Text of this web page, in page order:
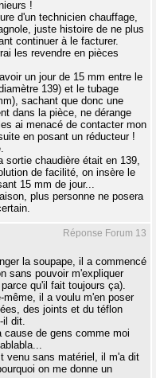
!
d'un technicien chauffage,
juste histoire de ne plus
continuer à le facturer.
les revendre en pièces
un jour de 15 mm entre le
139) et le tubage
sachant que donc une
dans la pièce, ne dérange
ai menacé de contacter mon
en posant un réducteur !
sortie chaudière était en 139,
de facilité, on insère le
15 mm de jour...
plus personne ne posera
Réponse Forum 13
la soupape, il a commencé
sans pouvoir m'expliquer
qu'il fait toujours ça).
même, il a voulu m'en poser
des joints et du téflon
il dit.
de gens comme moi
venu sans matériel, il m'a dit
on me donne un